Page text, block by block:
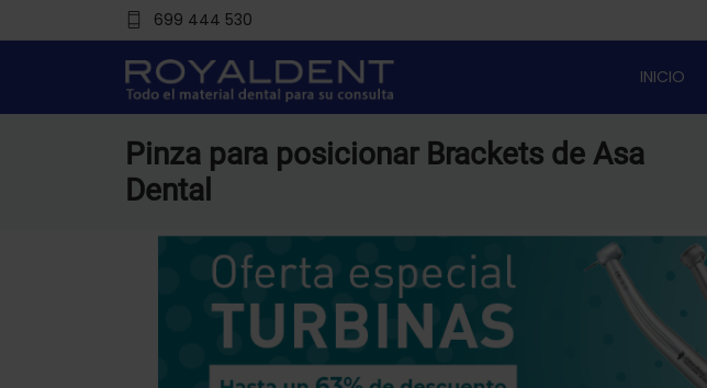
699 444 530
INICIO
Pinza para posicionar Brackets de Asa
Dental